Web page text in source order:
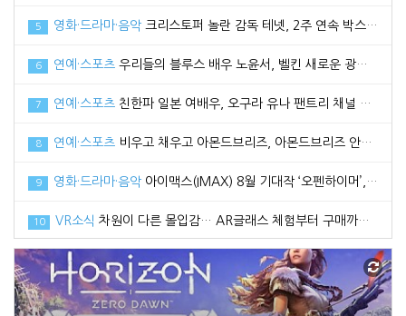
5 영화·드라마·음악 크리스토퍼 놀란 감독 테넷, 2주 연속 박스오피스 1위로 100만 관객 돌파
6 연예·스포츠 우리들의 블루스 배우 노윤서, 벨킨 새로운 광고 모델로 선정
7 연예·스포츠 친한파 일본 여배우, 오구라 유나 팬트리 채널 공식 오픈
8 연예·스포츠 비우고 채우고 아몬드브리즈, 아몬드브리즈 안보현과 함께한 2021 광고 영상 공개
9 영화·드라마·음악 아이맥스(IMAX) 8월 기대작 ‘오펜하이머’, 관전 포인트3 공개
10 VR소식 차원이 다른 몰입감… AR글래스 체험부터 구매까지 한번에, 엑스리얼 현대백화점 중동점 팝업스토어 오픈